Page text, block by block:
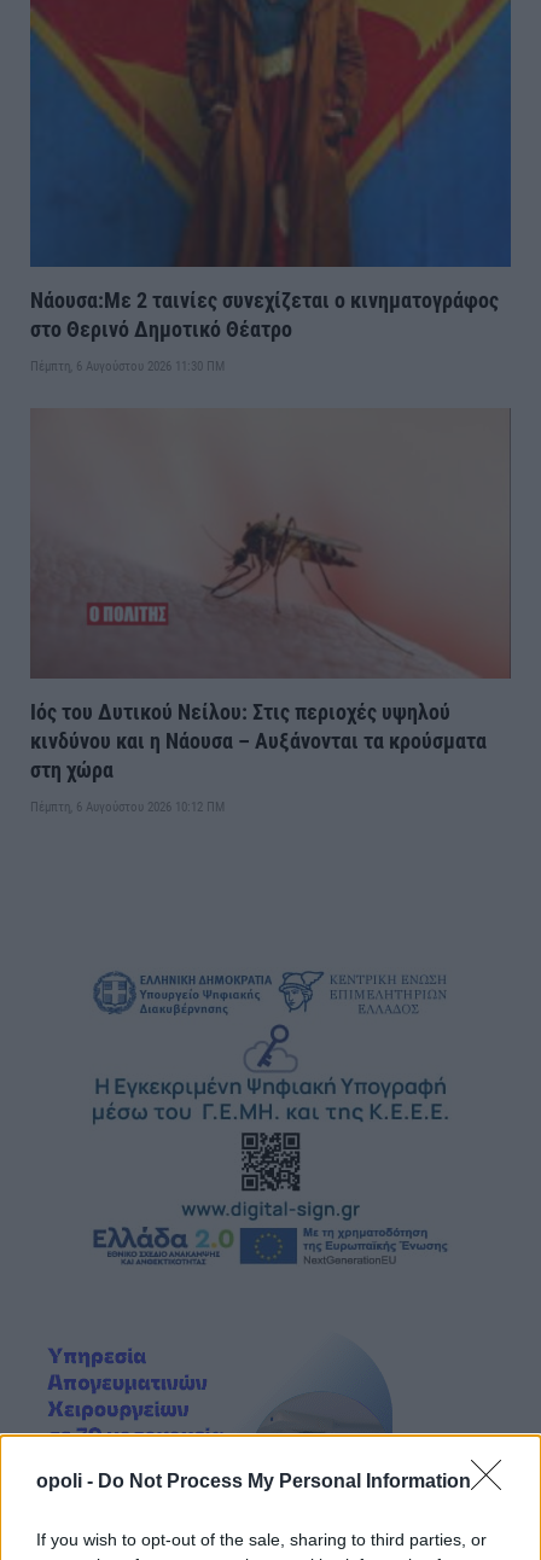
opoli - Do Not Process My Personal Information
If you wish to opt-out of the sale, sharing to third parties, or
Νάουσα:Με 2 ταινίες συνεχίζεται ο κινηματογράφος
στο Θερινό Δημοτικό Θέατρο
Πέμπτη, 6 Αυγούστου 2026 11:30 ΠΜ
Ιός του Δυτικού Νείλου: Στις περιοχές υψηλού
κινδύνου και η Νάουσα – Αυξάνονται τα κρούσματα
στη χώρα
Πέμπτη, 6 Αυγούστου 2026 10:12 ΠΜ